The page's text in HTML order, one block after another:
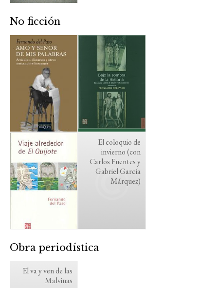
No ficción
El coloquio de
invierno (con
Carlos Fuentes y
Gabriel García
Márquez)
Obra periodística
El va y ven de las
Malvinas